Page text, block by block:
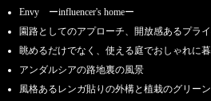
Envy ーinfluencer's homeー
園路としてのアプローチ、開放感あるプラ
眺めるだけでなく、使える庭でおしゃれに
アンダルシアの路地裏の風景
風格あるレンガ貼りの外構と植栽のグリー